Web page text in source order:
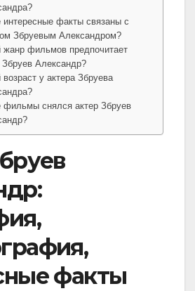
интересные факты связаны с
Збруевым Александром?
жанр фильмов предпочитает
Збруев Александр?
возраст у актера Збруева
фильмы снялся актер Збруев
факты